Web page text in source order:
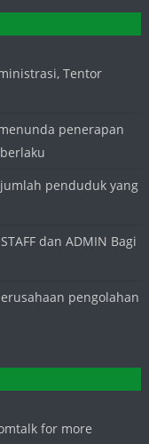
Tentor
penerapan
penduduk yang
dan ADMIN Bagi
pengolahan
for more